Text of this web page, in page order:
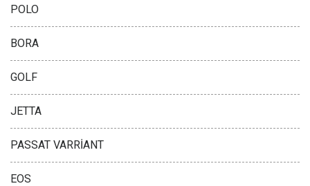
POLO
BORA
GOLF
JETTA
PASSAT VARRİANT
EOS